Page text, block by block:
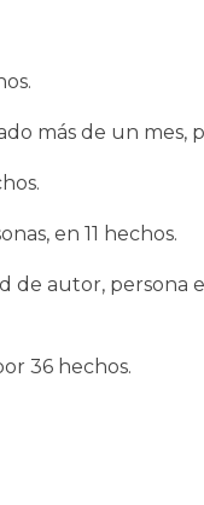
más de un mes,
en 11 hechos.
de autor, persona
36 hechos.